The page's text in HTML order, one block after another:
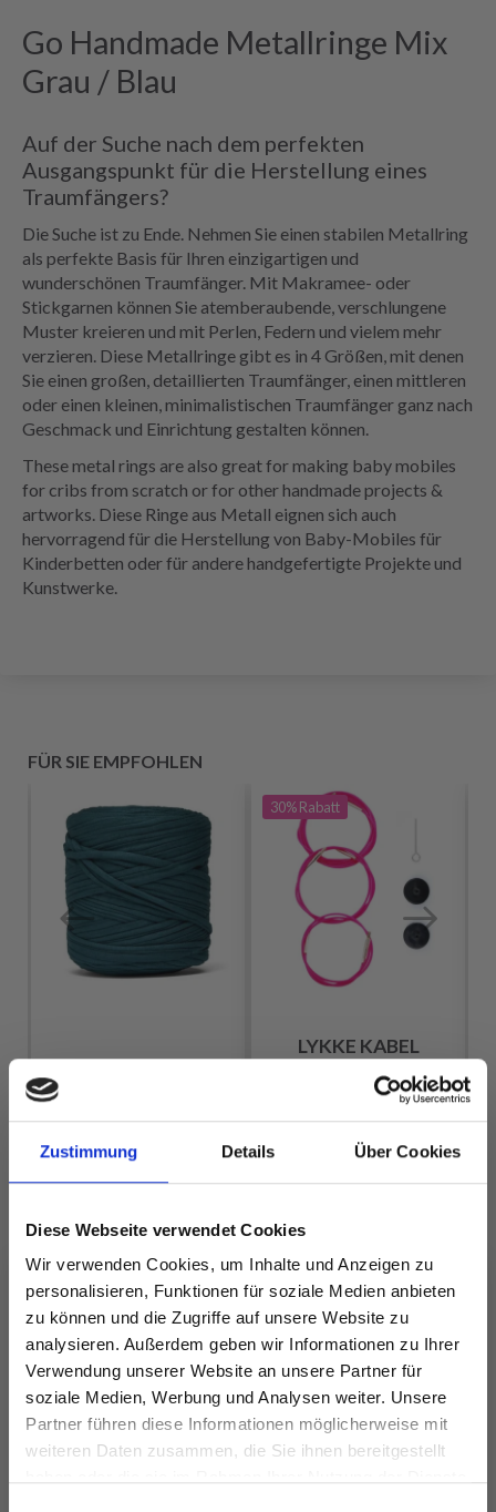
Zustimmung Details Über Cookies
Diese Webseite verwendet Cookies
Wir verwenden Cookies, um Inhalte und Anzeigen zu
personalisieren, Funktionen für soziale Medien anbieten
zu können und die Zugriffe auf unsere Website zu
analysieren. Außerdem geben wir Informationen zu Ihrer
Verwendung unserer Website an unsere Partner für
soziale Medien, Werbung und Analysen weiter. Unsere
Partner führen diese Informationen möglicherweise mit
weiteren Daten zusammen, die Sie ihnen bereitgestellt
Go Handmade Metallringe Mix
Grau / Blau
Auf der Suche nach dem perfekten
Ausgangspunkt für die Herstellung eines
Traumfängers?
Die Suche ist zu Ende. Nehmen Sie einen stabilen Metallring
als perfekte Basis für Ihren einzigartigen und
wunderschönen Traumfänger. Mit Makramee- oder
Stickgarnen können Sie atemberaubende, verschlungene
Muster kreieren und mit Perlen, Federn und vielem mehr
verzieren. Diese Metallringe gibt es in 4 Größen, mit denen
Sie einen großen, detaillierten Traumfänger, einen mittleren
oder einen kleinen, minimalistischen Traumfänger ganz nach
Geschmack und Einrichtung gestalten können.
These metal rings are also great for making baby mobiles
for cribs from scratch or for other handmade projects &
artworks. Diese Ringe aus Metall eignen sich auch
hervorragend für die Herstellung von Baby-Mobiles für
Kinderbetten oder für andere handgefertigte Projekte und
Kunstwerke.
FÜR SIE EMPFOHLEN
FABRICO
EUR 7.90
Alle Optionen
ansehen
30%Rabatt
LYKKE KABEL
SWIVEL PINK (40–
150 CM)
EUR 3.20 EUR 4.55
Alle Optionen
ansehen
ANDERE HABEN SICH AUCH ANGESEHEN
Spare bis zu 50%